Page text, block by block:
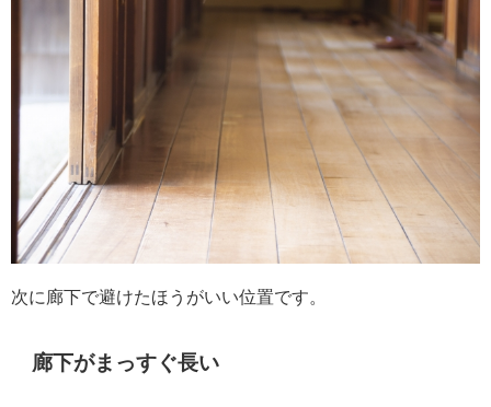
次に廊下で避けたほうがいい位置です。
廊下がまっすぐ長い